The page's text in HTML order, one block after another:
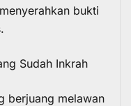
bukti
Sudah Inkrah
berjuang melawan